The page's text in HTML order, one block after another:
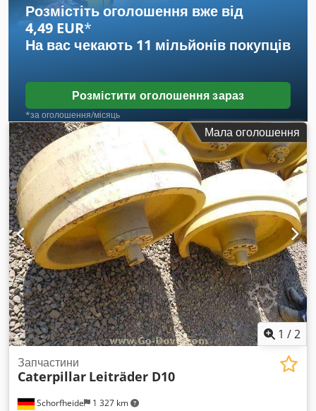
Розмістіть оголошення вже від
4,49 EUR*
На вас чекають 11 мільйонів покупців
Розмістити оголошення зараз
*за оголошення/місяць
Мала оголошення
1 /2
Schorfheide 1 327 km
Запчастини
Caterpillar Leiträder D10